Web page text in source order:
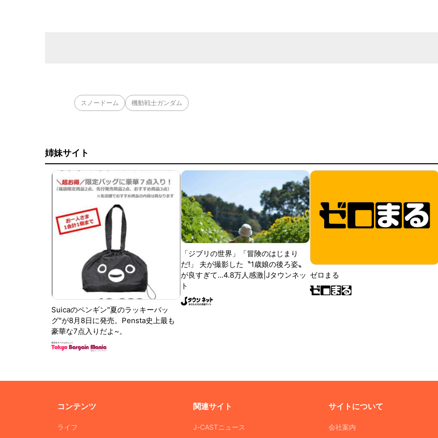
スノードーム 機動戦士ガンダム
姉妹サイト
Suicaのペンギン"夏のラッキーバッ
グ"が8月8日に発売。Pensta史上最も
豪華な7点入りだよ~。
「ジブリの世界」「冒険のはじまり
だ!」 夫が撮影した〝1歳娘の後ろ姿〟
が良すぎて...4.8万人感激|Jタウンネッ
ト
ゼロまる
コンテンツ
ライフ
関連サイト
J-CASTニュース
サイトについて
会社案内